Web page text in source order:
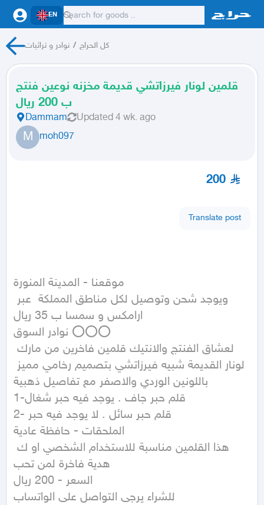
EN
نوادر و تراثيات / كل الحراج
قلمين لونار فيرزاتشي قديمة مخزنه نوعين فنتج
ب 200 ريال
Dammam Updated 4 wk. ago
M moh097
200
Translate post
موقعنا - المدينة المنورة
ارامكس و سمسا ب 35 ريال
نوادر السوق ⭕⭕⭕
باللونين الوردي والاصفر مع تفاصيل ذهبية
1-قلم حبر جاف . يوجد فيه حبر شغال
2- قلم حبر سائل . لا يوجد فيه حبر
الملحقات - حافظة عادية
هدية فاخرة لمن تحب
السعر - 200 ريال
للشراء يرجى التواصل على الواتساب